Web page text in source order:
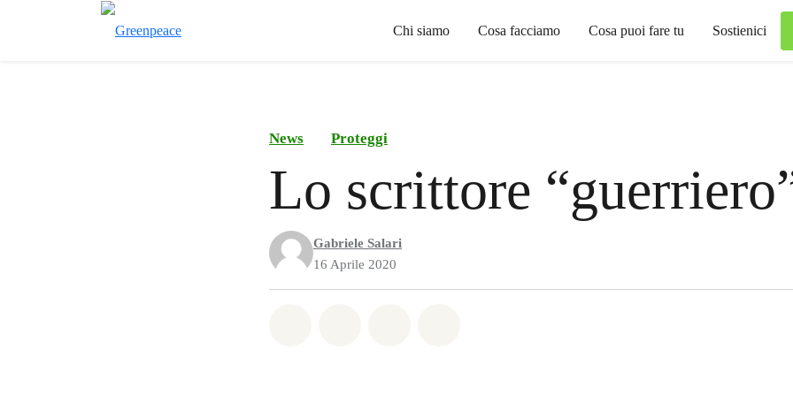
Chi siamo Cosa facciamo Cosa puoi fare tu Sostienici
News Proteggi
Lo scrittore
Gabriele Salari
16 Aprile 2020